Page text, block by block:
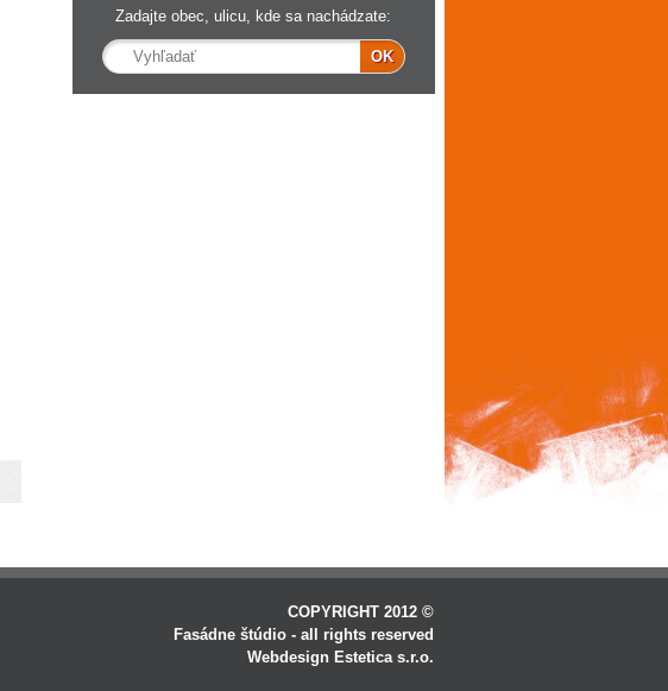
Zadajte obec, ulicu, kde sa nachádzate:
COPYRIGHT 2012 ©
Fasádne štúdio - all rights reserved
Webdesign Estetica s.r.o.